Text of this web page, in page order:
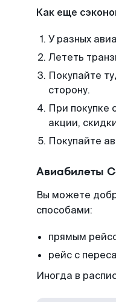
Как еще
У разных
Лететь
Покупайте
сторону.
При покупке
акции,
Покупайте
Авиабилеты
Вы можете
способами:
прямым
рейс с
Иногда в